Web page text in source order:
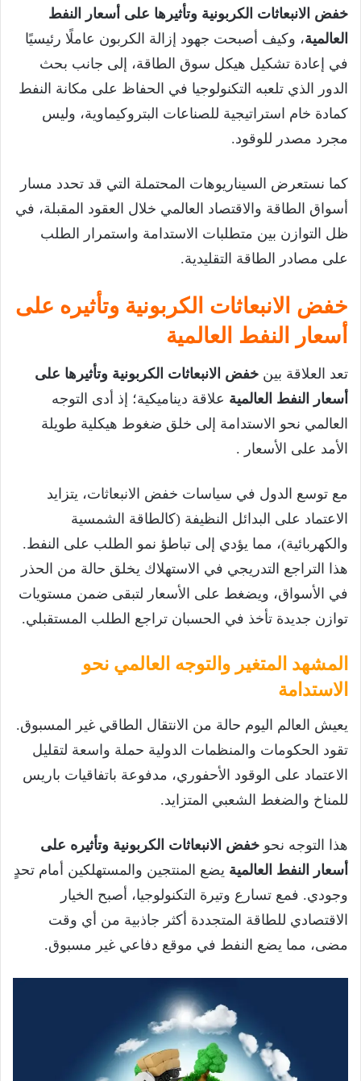
خفض الانبعاثات الكربونية وتأثيرها على أسعار النفط
العالمية، وكيف أصبحت جهود إزالة الكربون عاملًا رئيسيًا
في إعادة تشكيل هيكل سوق الطاقة، إلى جانب بحث
الدور الذي تلعبه التكنولوجيا في الحفاظ على مكانة النفط
كمادة خام استراتيجية للصناعات البتروكيماوية، وليس
مجرد مصدر للوقود.
كما نستعرض السيناريوهات المحتملة التي قد تحدد مسار
أسواق الطاقة والاقتصاد العالمي خلال العقود المقبلة، في
ظل التوازن بين متطلبات الاستدامة واستمرار الطلب
على مصادر الطاقة التقليدية.
خفض الانبعاثات الكربونية وتأثيره على
أسعار النفط العالمية
تعد العلاقة بين خفض الانبعاثات الكربونية وتأثيرها على
أسعار النفط العالمية علاقة ديناميكية؛ إذ أدى التوجه
العالمي نحو الاستدامة إلى خلق ضغوط هيكلية طويلة
الأمد على الأسعار .
مع توسع الدول في سياسات خفض الانبعاثات، يتزايد
الاعتماد على البدائل النظيفة (كالطاقة الشمسية
والكهربائية)، مما يؤدي إلى تباطؤ نمو الطلب على النفط.
هذا التراجع التدريجي في الاستهلاك يخلق حالة من الحذر
في الأسواق، ويضغط على الأسعار لتبقى ضمن مستويات
توازن جديدة تأخذ في الحسبان تراجع الطلب المستقبلي.
المشهد المتغير والتوجه العالمي نحو
الاستدامة
يعيش العالم اليوم حالة من الانتقال الطاقي غير المسبوق.
تقود الحكومات والمنظمات الدولية حملة واسعة لتقليل
الاعتماد على الوقود الأحفوري، مدفوعة باتفاقيات باريس
للمناخ والضغط الشعبي المتزايد.
هذا التوجه نحو خفض الانبعاثات الكربونية وتأثيره على
أسعار النفط العالمية يضع المنتجين والمستهلكين أمام تحدٍ
وجودي. فمع تسارع وتيرة التكنولوجيا، أصبح الخيار
الاقتصادي للطاقة المتجددة أكثر جاذبية من أي وقت
مضى، مما يضع النفط في موقع دفاعي غير مسبوق.